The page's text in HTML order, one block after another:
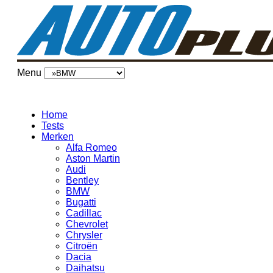
Menu
Home
Tests
Merken
Alfa Romeo
Aston Martin
Audi
Bentley
BMW
Bugatti
Cadillac
Chevrolet
Chrysler
Citroën
Dacia
Daihatsu